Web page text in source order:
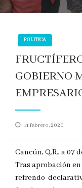
POLITICA
GOBIERNO
Publicado
11 febrero, 2020
Cancún, Q.R., a 07
Tras aprobación
refrendo